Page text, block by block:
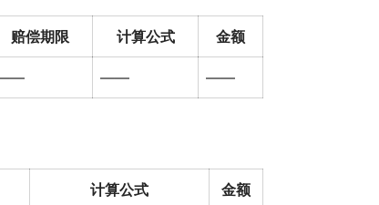
赔偿期限 计算公式 金额
—— ——
计算公式 金额